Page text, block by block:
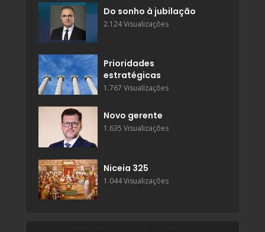
Do sonho à jubilação
2.124 Visualizações
Prioridades
estratégicas
1.767 Visualizações
Novo gerente
1.635 Visualizações
Niceia 325
1.044 Visualizações